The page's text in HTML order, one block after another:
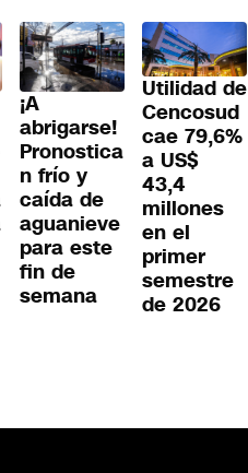
¡A
abrigarse!
Pronostica
n frío y
caída de
aguanieve
para este
fin de
semana
Utilidad de
Cencosud
cae 79,6%
a US$
43,4
millones
en el
primer
semestre
de 2026